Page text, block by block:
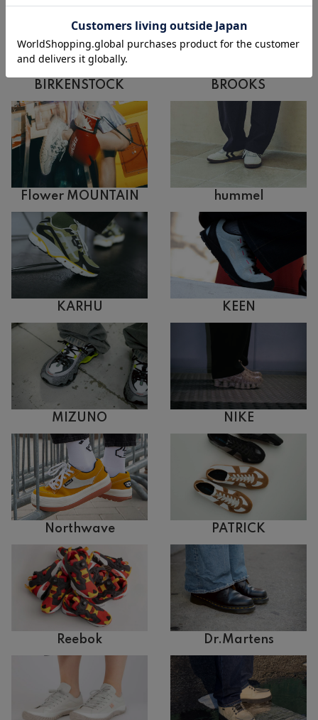
BIRKENSTOCK BROOKS
Flower MOUNTAIN hummel
KARHU KEEN
MIZUNO NIKE
Northwave PATRICK
Reebok Dr.Martens